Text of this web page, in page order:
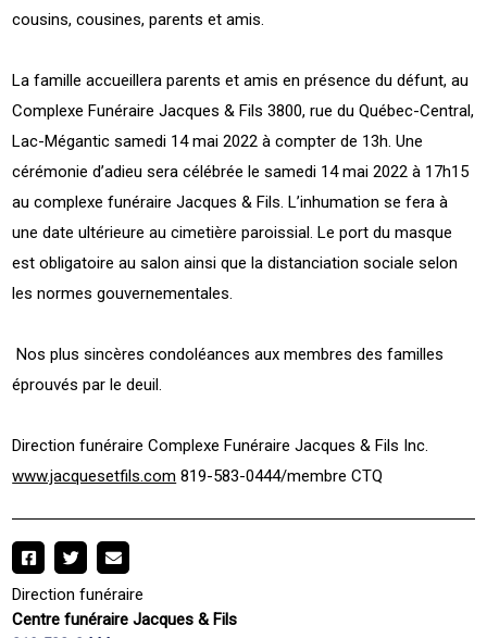
cousins, cousines, parents et amis.
La famille accueillera parents et amis en présence du défunt, au
Complexe Funéraire Jacques & Fils 3800, rue du Québec-Central,
Lac-Mégantic samedi 14 mai 2022 à compter de 13h. Une
cérémonie d’adieu sera célébrée le samedi 14 mai 2022 à 17h15
au complexe funéraire Jacques & Fils. L’inhumation se fera à
une date ultérieure au cimetière paroissial. Le port du masque
est obligatoire au salon ainsi que la distanciation sociale selon
les normes gouvernementales.
Nos plus sincères condoléances aux membres des familles
éprouvés par le deuil.
Direction funéraire Complexe Funéraire Jacques & Fils Inc.
www.jacquesetfils.com 819-583-0444/membre CTQ
Direction funéraire
Centre funéraire Jacques & Fils